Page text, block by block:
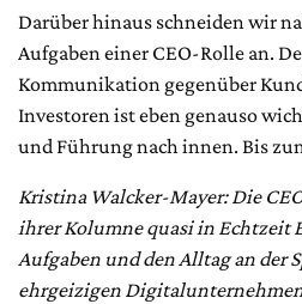
Darüber hinaus schneiden wir
Aufgaben einer CEO-Rolle an.
Kommunikation gegenüber
Investoren ist eben genauso
und Führung nach innen. Bis
Kristina Walcker-Mayer: Die
ihrer Kolumne quasi in Echtzeit
Aufgaben und den Alltag an der
ehrgeizigen